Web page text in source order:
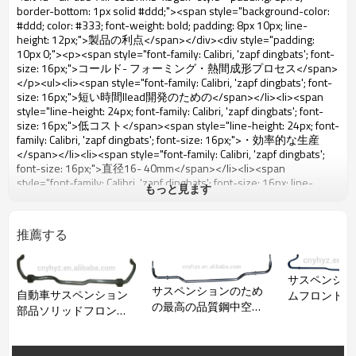
もっと見ます
推薦する
自動車サスペンション
部品ソリッドフロント
サスペンションのため
の最高の品質鋼中空抗-
サスペンシ
ムフロント